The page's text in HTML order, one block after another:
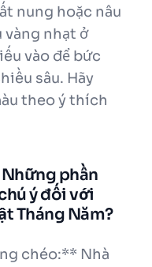
nung hoặc nâu
vàng nhạt ở
vào để bức
sâu. Hãy
theo ý thích
phần
ý đối với
Tháng Năm?
chéo:** Nhà